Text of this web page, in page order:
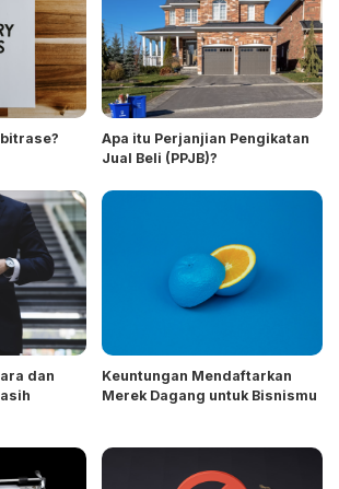
Apa itu Perjanjian Pengikatan
Jual Beli (PPJB)?
dan
Keuntungan Mendaftarkan
Merek Dagang untuk Bisnismu